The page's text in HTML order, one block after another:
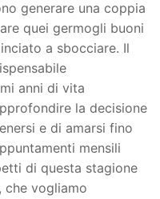
generare una coppia
quei germogli buoni
a sbocciare. Il
anni di vita
la decisione
e di amarsi fino
mensili
di questa stagione
che vogliamo